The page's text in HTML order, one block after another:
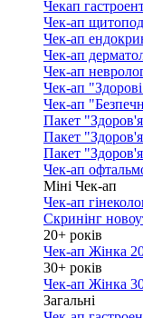
Чекап
Чек-ап
Чек-ап
Чек-ап
Чек-ап
Чек-ап
Чек-ап
Пакет
Пакет
Пакет
Чек-ап
Міні Чек-ап
Чек-ап
Скринінг
20+ років
Чек-ап Жінка
30+ років
Чек-ап Жінка
Загальні